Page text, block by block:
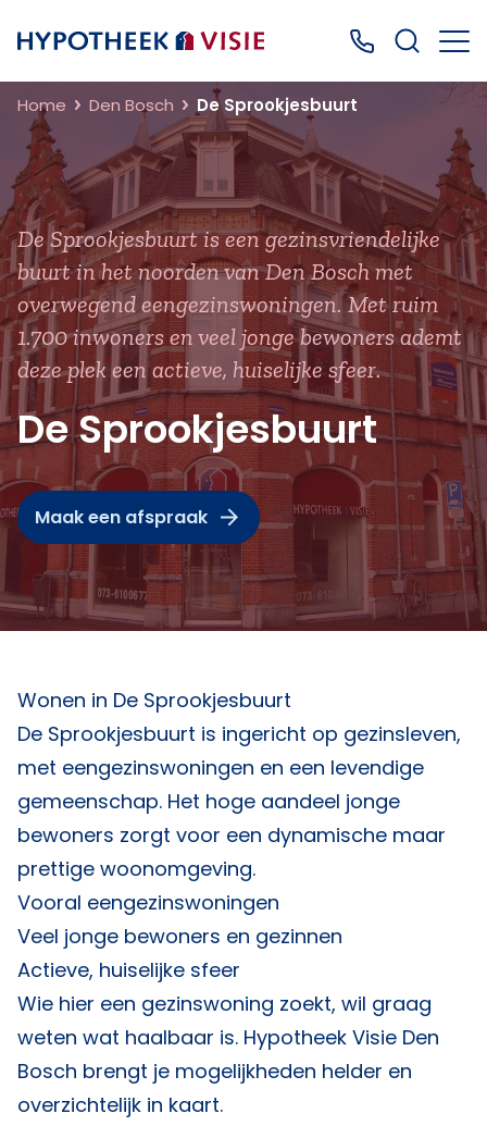
Terug naar home Bel ons: 0499
Home Den Bosch De Sprookjesbuurt
De Sprookjesbuurt is een gezinsvriendelijke
buurt in het noorden van Den Bosch met
overwegend eengezinswoningen. Met ruim
1.700 inwoners en veel jonge bewoners ademt
deze plek een actieve, huiselijke sfeer.
De Sprookjesbuurt
Maak een afspraak
Wonen in De Sprookjesbuurt
De Sprookjesbuurt is ingericht op gezinsleven,
met eengezinswoningen en een levendige
gemeenschap. Het hoge aandeel jonge
bewoners zorgt voor een dynamische maar
prettige woonomgeving.
Vooral eengezinswoningen
Veel jonge bewoners en gezinnen
Actieve, huiselijke sfeer
Wie hier een gezinswoning zoekt, wil graag
weten wat haalbaar is. Hypotheek Visie Den
Bosch brengt je mogelijkheden helder en
overzichtelijk in kaart.